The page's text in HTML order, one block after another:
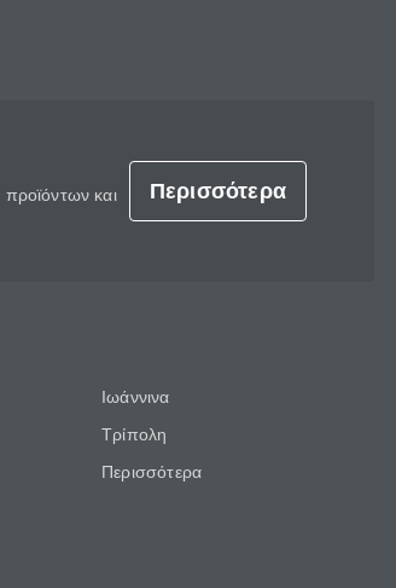
και
Περισσότερα
Ιωάννινα
Τρίπολη
Περισσότερα